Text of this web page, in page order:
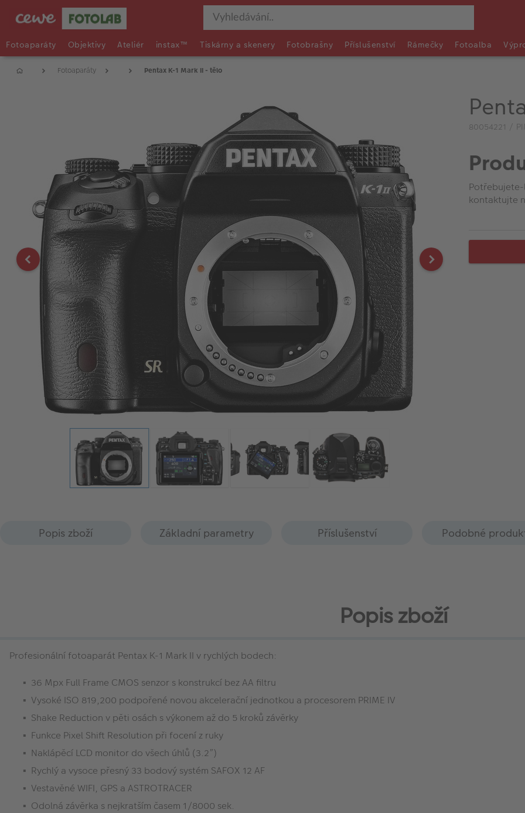
Fotoaparáty Objektivy Ateliér instax™ Tiskárny a skenery Fotobrašny Příslušenství Rámečky Fotoalba
Fotoaparáty Pentax K-1 Mark II - tělo
80054221 /
kontaktujte
Popis zboží Základní parametry Příslušenství Podobné
Popis zboží
Profesionální fotoaparát Pentax K-1 Mark II v rychlých bodech:
36 Mpx Full Frame CMOS senzor s konstrukcí bez AA filtru
Vysoké ISO 819,200 podpořené novou akcelerační jednotkou a procesorem PRIME IV
Shake Reduction v pěti osách s výkonem až do 5 kroků závěrky
Funkce Pixel Shift Resolution při focení z ruky
Naklápěcí LCD monitor do všech úhlů (3.2”)
Rychlý a vysoce přesný 33 bodový systém SAFOX 12 AF
Vestavěné WIFI, GPS a ASTROTRACER
Odolná závěrka s nejkratším časem 1/8000 sek.